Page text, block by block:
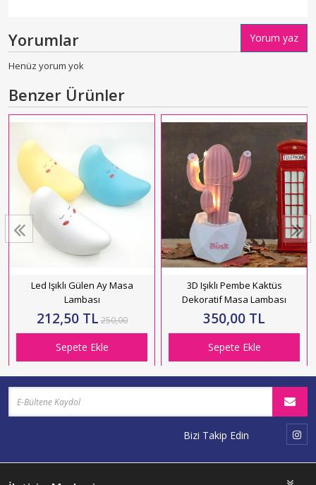
Yorumlar Yorum yaz
Henüz yorum yok
Benzer Ürünler
Led Işıklı Gülen Ay Masa
Lambası
212,50 TL 250,00
Sepete Ekle
3D Işıklı Pembe Kaktüs
Dekoratif Masa Lambası
350,00 TL
Sepete Ekle
Bizi Takip Edin